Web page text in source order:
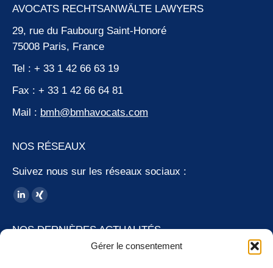
Gérer le consentement
AVOCATS RECHTSANWÄLTE LAWYERS
29, rue du Faubourg Saint-Honoré
75008 Paris, France
Tel : + 33 1 42 66 63 19
Fax : + 33 1 42 66 64 81
Mail : bmh@bmhavocats.com
NOS RÉSEAUX
Suivez nous sur les réseaux sociaux :
Trouvez nous sur :
LinkedIn
XING
NOS DERNIÈRES ACTUALITÉS